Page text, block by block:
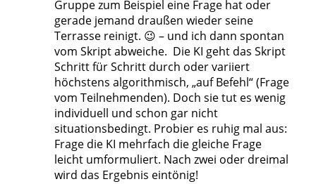
Gruppe zum Beispiel eine Frage hat oder
gerade jemand draußen wieder seine
Terrasse reinigt. 😉 – und ich dann spontan
vom Skript abweiche. Die KI geht das Skript
Schritt für Schritt durch oder variiert
höchstens algorithmisch, „auf Befehl“ (Frage
vom Teilnehmenden). Doch sie tut es wenig
individuell und schon gar nicht
situationsbedingt. Probier es ruhig mal aus:
Frage die KI mehrfach die gleiche Frage
leicht umformuliert. Nach zwei oder dreimal
wird das Ergebnis eintönig!